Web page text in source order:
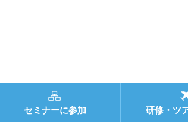
セミナーに参加 研修・ツ